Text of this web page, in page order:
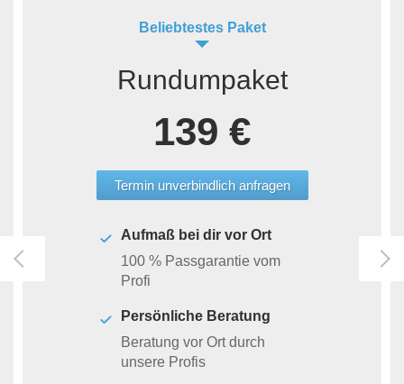
Beliebtestes Paket
Rundumpaket
139 €
Termin unverbindlich anfragen
Aufmaß bei dir vor Ort
100 % Passgarantie vom
Profi
Persönliche Beratung
Beratung vor Ort durch
unsere Profis